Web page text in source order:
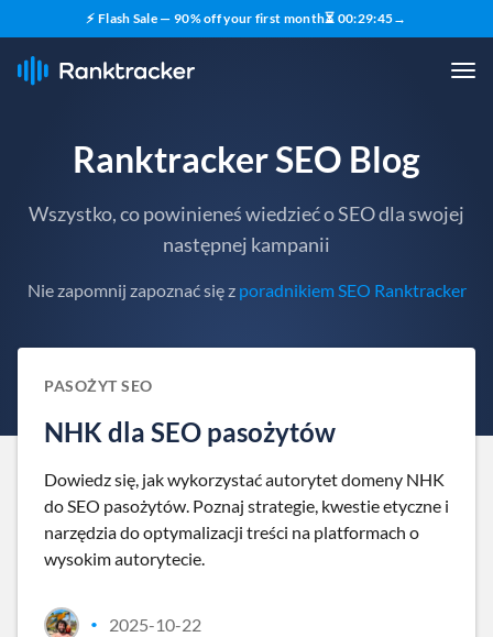
⚡ Flash Sale — 90% off your first month⏳ 00:29:43→
Ranktracker SEO Blog
Wszystko, co powinieneś wiedzieć o SEO dla swojej
następnej kampanii
Nie zapomnij zapoznać się z poradnikiem SEO Ranktracker
PASOŻYT SEO
NHK dla SEO pasożytów
Dowiedz się, jak wykorzystać autorytet domeny NHK
do SEO pasożytów. Poznaj strategie, kwestie etyczne i
narzędzia do optymalizacji treści na platformach o
wysokim autorytecie.
• 2025-10-22